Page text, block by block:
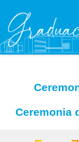
Ceremonia